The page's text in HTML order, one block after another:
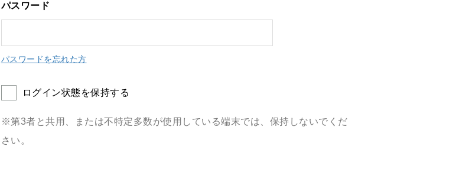
パスワード
パスワードを忘れた方
ログイン状態を保持する
※第3者と共用、または不特定多数が使用している端末では、保持しないでくだ
さい。